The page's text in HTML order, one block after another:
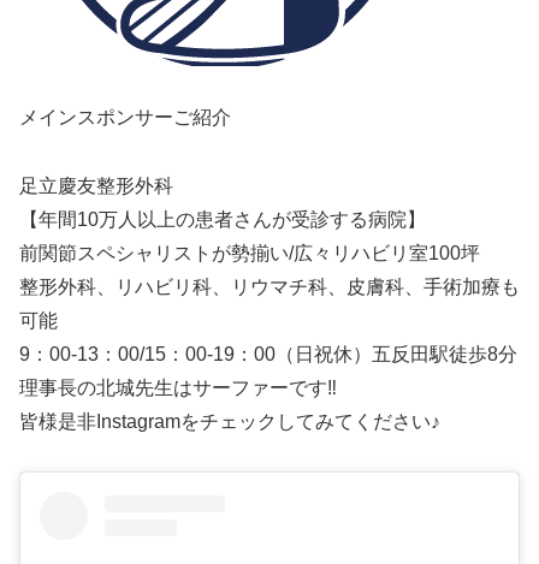
足立慶友整形外科
【年間10万人以上の患者さんが受診する病院】
前関節スペシャリストが勢揃い/広々リハビリ室100坪
整形外科、リハビリ科、リウマチ科、皮膚科、手術加療も
可能
9：00-13：00/15：00-19：00（日祝休）五反田駅徒歩8分
理事長の北城先生はサーファーです‼